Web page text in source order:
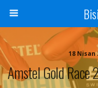
18 Nisan
Amstel Gold Race